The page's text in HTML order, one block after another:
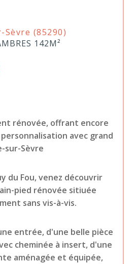
Sèvre (85290)
142M²
rénovée, offrant encore
avec grand
sur-Sèvre
du Fou, venez découvrir
pied rénovée sitiuée
sans vis-à-vis.
entrée, d'une belle pièce
cheminée à insert, d'une
aménagée et équipée,